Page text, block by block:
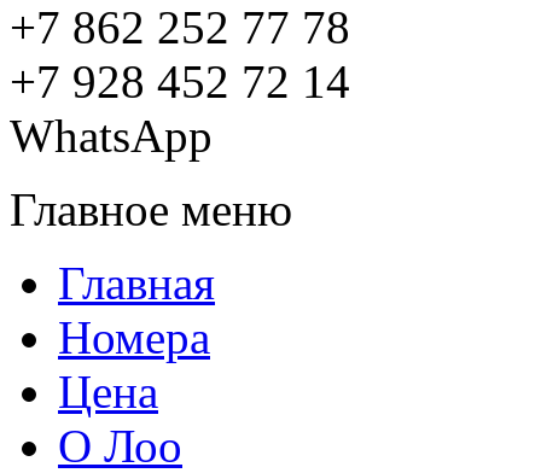
+7 862 252 77 78
+7 928 452 72 14
WhatsApp
Главное меню
Главная
Номера
Цена
О Лоо